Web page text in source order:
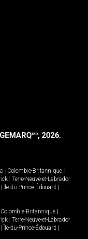
MD, 2026.
Colombie-Britannique
Terre-Neuve-et-Labrador
Île-du-Prince-Édouard
Colombie-Britannique
Terre-Neuve-et-Labrador
Île-du-Prince-Édouard